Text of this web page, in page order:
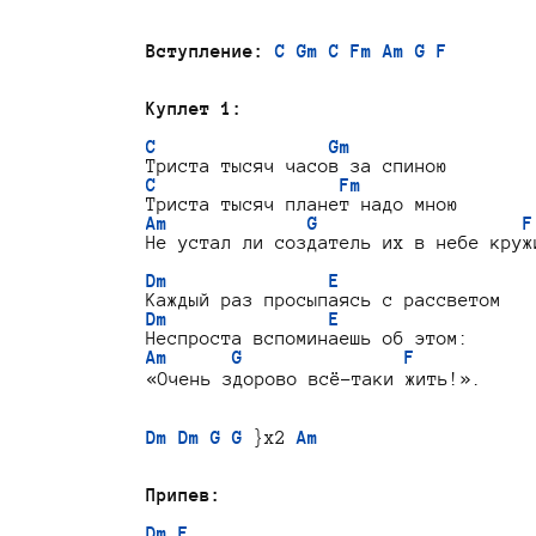
Вступление: C Gm C Fm Am G F
Куплет 1:
C                Gm
C                 Fm
Am             G                   F
Не устал ли создатель их в небе
Dm               E
Dm               E
Am      G               F
«Очень здорово всё-таки жить!».
Dm Dm G G }x2 Am
Припев: